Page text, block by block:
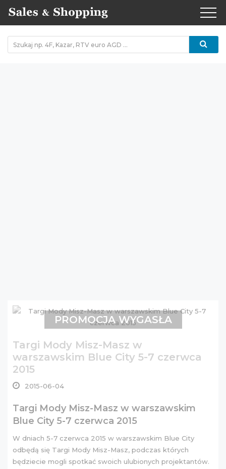
Targi Mody Misz-Masz w
warszawskim Blue City 5-7 czerwca
2015
2015-06-04
Targi Mody Misz-Masz w warszawskim
Blue City 5-7 czerwca 2015
W dniach 5-7 czerwca 2015 w warszawskim Blue City
odbędą się Targi Mody Misz-Masz, podczas których
będziecie mogli spotkać swoich ulubionych projektantów.
PROMOCJA WYGASŁA